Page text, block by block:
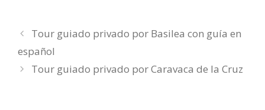
Tour guiado privado por Basilea con guía en
español
Tour guiado privado por Caravaca de la Cruz